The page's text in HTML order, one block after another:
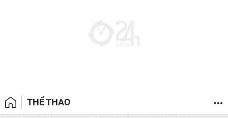
THỂ THAO